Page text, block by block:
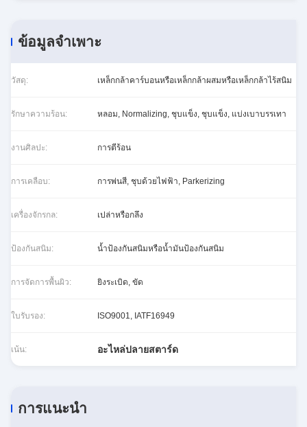
ข้อมูลจำเพาะ
วัสดุ: เหล็กกล้าคาร์บอนหรือเหล็กกล้าผสมหรือเหล็กกล้าไร้สนิม
รักษาความร้อน: หลอม, Normalizing, ชุบแข็ง, ชุบแข็ง, แบ่งเบาบรรเทา
งานศิลปะ: การตีร้อน
การเคลือบ: การพ่นสี, ชุบด้วยไฟฟ้า, Parkerizing
เครื่องจักรกล: เปล่าหรือกลึง
ป้องกันสนิม: น้ำป้องกันสนิมหรือน้ำมันป้องกันสนิม
การจัดการพื้นผิว: ยิงระเบิด, ขัด
ใบรับรอง: ISO9001, IATF16949
เน้น: อะไหล่ปลายสตาร์ด
การแนะนำ